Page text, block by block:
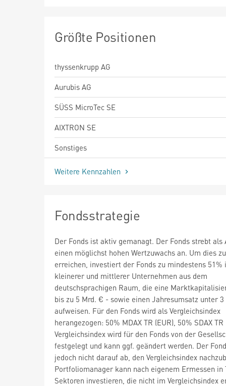
Größte Positionen
thyssenkrupp AG
Aurubis AG
SÜSS MicroTec SE
AIXTRON SE
Sonstiges
Weitere Kennzahlen
Fondsstrategie
Der Fonds ist aktiv gemanagt. Der Fonds strebt als
einen möglichst hohen Wertzuwachs an. Um dies zu
erreichen, investiert der Fonds zu mindestens 51%
kleinerer und mittlerer Unternehmen aus dem
deutschsprachigen Raum, die eine
bis zu 5 Mrd. € - sowie einen Jahresumsatz unter
aufweisen. Für den Fonds wird als Vergleichsindex
herangezogen: 50% MDAX TR (EUR), 50% SDAX TR
Vergleichsindex wird für den Fonds von der
festgelegt und kann ggf. geändert werden. Der
jedoch nicht darauf ab, den Vergleichsindex
Portfoliomanager kann nach eigenem Ermessen in
Sektoren investieren, die nicht im Vergleichsindex